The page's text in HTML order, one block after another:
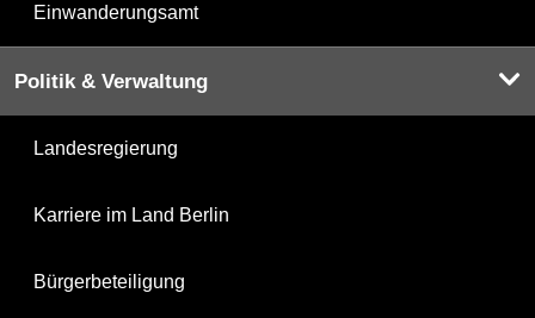
Einwanderungsamt
Politik & Verwaltung
Landesregierung
Karriere im Land Berlin
Bürgerbeteiligung